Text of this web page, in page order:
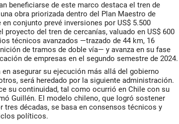
beneficiarse de este marco destaca el tren de
obra priorizada dentro del Plan Maestro de
conjunto prevé inversiones por US$ 5.500
del tren de cercanías, valuado en US$ 600
técnicos avanzados —trazado de 44 km, 16
de tramos de doble vía— y avanza en su fase
de empresas en el segundo semestre de 2024.
asegurar su ejecución más allá del gobierno
será heredado por la siguiente administración.
su continuidad, tal como ocurrió en Chile con su
Guillén. El modelo chileno, que logró sostener
tres décadas, se basa en consensos técnicos y
políticos.